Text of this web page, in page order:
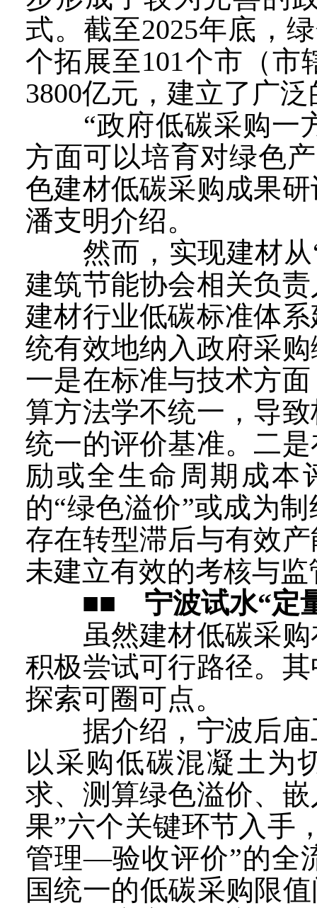
式。截至2025年底，
个拓展至101个市（市
3800亿元，建立了广
“政府低碳采购一方
方面可以培育对绿色
色建材低碳采购成果
潘支明介绍。
然而，实现建材从“
建筑节能协会相关负
建材行业低碳标准体
统有效地纳入政府采
一是在标准与技术方
算方法学不统一，导
统一的评价基准。二
励或全生命周期成本
的“绿色溢价”或成为
存在转型滞后与有效
未建立有效的考核与
■■ 宁波试水“定
虽然建材低碳采购
积极尝试可行路径。
探索可圈可点。
据介绍，宁波后庙
以采购低碳混凝土为
求、测算绿色溢价、
果”六个关键环节入
管理—验收评价”的全
国统一的低碳采购限